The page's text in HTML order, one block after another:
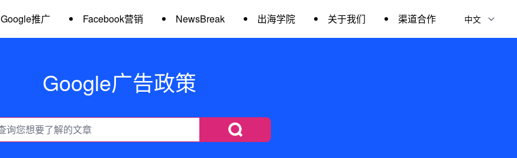
Google推广 Facebook营销 NewsBreak 出海学院 关于我们 渠道合作
Google广告政策